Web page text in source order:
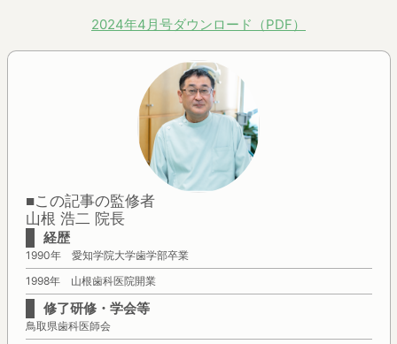
2024年4月号ダウンロード（PDF）
■この記事の監修者
山根 浩二 院長
経歴
1990年 愛知学院大学歯学部卒業
1998年 山根歯科医院開業
修了研修・学会等
鳥取県歯科医師会